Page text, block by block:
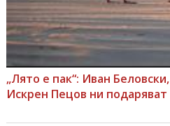
„Лято е пак“: Иван
Искрен Пецов ни